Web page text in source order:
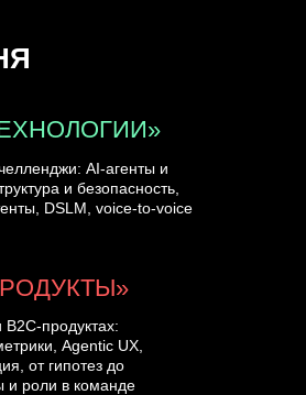
продуктах:
Agentic UX,
от гипотез до
и роли в команде
AI-агенты и
и безопасность,
DSLM, voice-to-voice